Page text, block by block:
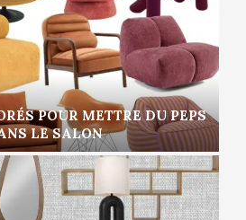
POUR METTRE DU PEPS
LE SALON